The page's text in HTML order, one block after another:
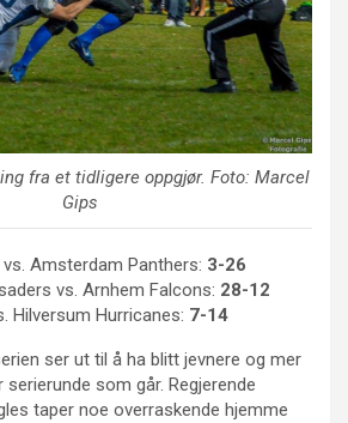
fra et tidligere oppgjør. Foto: Marcel
Gips
Amsterdam Panthers: 3-26
vs. Arnhem Falcons: 28-12
Hilversum Hurricanes: 7-14
ser ut til å ha blitt jevnere og mer
som går. Regjerende
taper noe overraskende hjemme